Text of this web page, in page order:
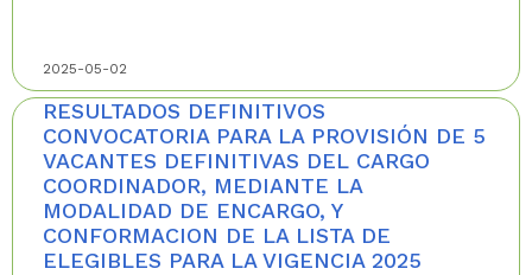
2025-05-02
RESULTADOS DEFINITIVOS
CONVOCATORIA PARA LA PROVISIÓN DE 5
VACANTES DEFINITIVAS DEL CARGO
COORDINADOR, MEDIANTE LA
MODALIDAD DE ENCARGO, Y
CONFORMACION DE LA LISTA DE
ELEGIBLES PARA LA VIGENCIA 2025